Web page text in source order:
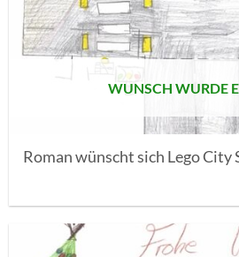
WUNSCH WURDE
Roman wünscht sich Lego City